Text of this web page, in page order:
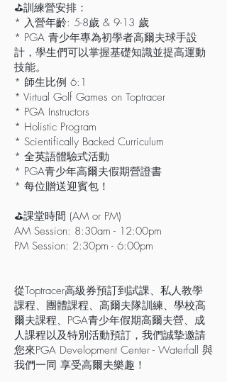
⛳️訓練營安排：
* 入營年齡: 5-8歲 & 9-13 歲
* PGA 青少年專為初學者高爾夫球手設
計，學生們可以掌握基礎知識並提高運動
技能。
* 師生比例 6:1
* Virtual Golf Games on Toptracer
* PGA Instructors
* Holistic Program
* Scientifically Backed Curriculum
* 全英語體驗式活動
* PGA青少年高爾夫假期營證書
* 每位贈送迎賓包！
⛳️課堂時間 (AM or PM)
AM Session: 8:30am - 12:00pm
PM Session: 2:30pm - 6:00pm
從Toptracer高級券預訂到試課、私人教學
課程、團體課程、高爾夫隊訓練、學校高
爾夫課程、PGA青少年假期高爾夫營、成
人課程以及特別活動預訂，我們誠摯邀請
您來PGA Development Center - Waterfall 與
我們一同 享受高爾夫樂趣！